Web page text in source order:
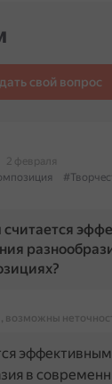
свой вопрос
2 февраля
возможны
в